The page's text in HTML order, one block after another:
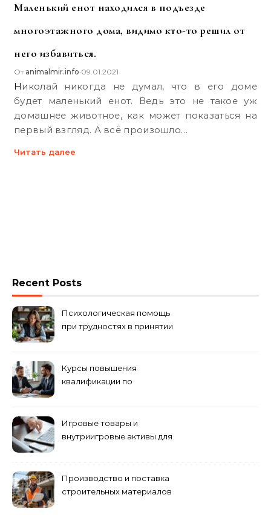
Маленький енот находился в подъезде
многоэтажного дома, видимо кто-то решил от
него избавиться.
От animalmir.info•09.01.2021
Николай никогда не думал, что в его доме
будет маленький енот. Ведь это не такое уж
домашнее животное, как может показаться на
первый взгляд. А всё произошло…
Читать далее
Recent Posts
Психологическая помощь
при трудностях в принятии
Курсы повышения
квалификации по
Игровые товары и
внутриигровые активы для
приобретения
Производство и поставка
строительных материалов